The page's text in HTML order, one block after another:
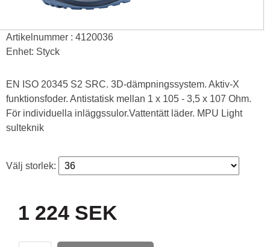
Artikelnummer : 4120036
Enhet: Styck
EN ISO 20345 S2 SRC. 3D-dämpningssystem. Aktiv-X
funktionsfoder. Antistatisk mellan 1 x 105 - 3,5 x 107 Ohm.
För individuella inläggssulor.Vattentätt läder. MPU Light
sulteknik
Välj storlek:
1 224 SEK